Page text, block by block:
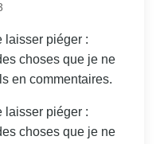
laisser piéger :
choses que je ne
en commentaires.
laisser piéger :
choses que je ne